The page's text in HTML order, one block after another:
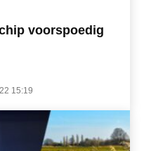
voorspoedig
15:19